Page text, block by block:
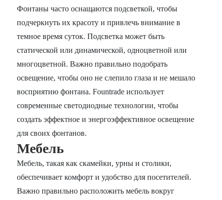
Фонтаны часто оснащаются подсветкой, чтобы
подчеркнуть их красоту и привлечь внимание в
темное время суток. Подсветка может быть
статической или динамической, одноцветной или
многоцветной. Важно правильно подобрать
освещение, чтобы оно не слепило глаза и не мешало
восприятию фонтана. Fountrade использует
современные светодиодные технологии, чтобы
создать эффектное и энергоэффективное освещение
для своих фонтанов.
Мебель
Мебель, такая как скамейки, урны и столики,
обеспечивает комфорт и удобство для посетителей.
Важно правильно расположить мебель вокруг